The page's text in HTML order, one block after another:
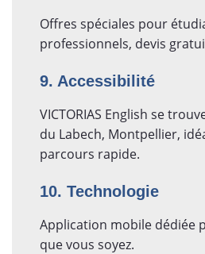
Offres spéciales pour
professionnels, devis
9. Accessibilité
VICTORIAS English se
du Labech, Montpellier,
parcours rapide.
10. Technologie
Application mobile dédiée
que vous soyez.